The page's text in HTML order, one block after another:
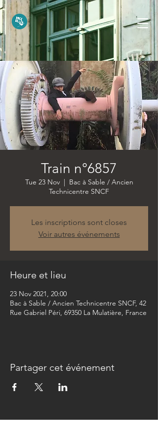
Train n°6857
Tue 23 Nov
  |
Bac à Sable / Ancien
Technicentre SNCF
Les inscriptions sont closes
Voir autres événements
Heure et lieu
23 Nov 2021, 20:00
Bac à Sable / Ancien Technicentre SNCF, 42
Rue Gabriel Péri, 69350 La Mulatière, France
Partager cet événement